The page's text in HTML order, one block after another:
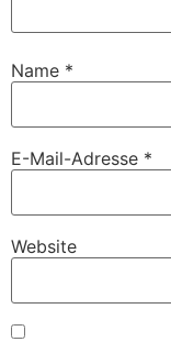
Name *
E-Mail-Adresse *
Website